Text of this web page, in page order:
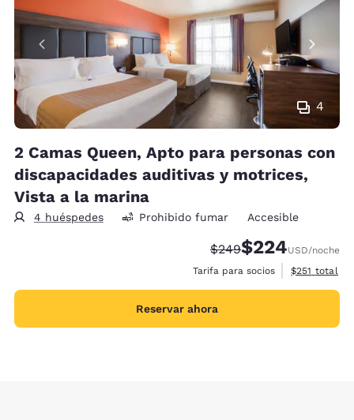
4
2 Camas Queen, Apto para personas con
discapacidades auditivas y motrices,
Vista a la marina
4 huéspedes Prohibido fumar Accesible
Precio tachado:
$249Precio con
$224USD/noche
Tarifa para socios
Ver detalles
$251 total
Reservar ahora